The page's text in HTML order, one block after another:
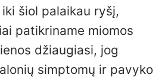
šiol palaikau ryšį,
patikriname miomos
džiaugiasi, jog
simptomų ir pavyko